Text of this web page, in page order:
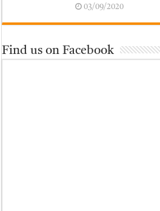
03/09/2020
Find us on Facebook